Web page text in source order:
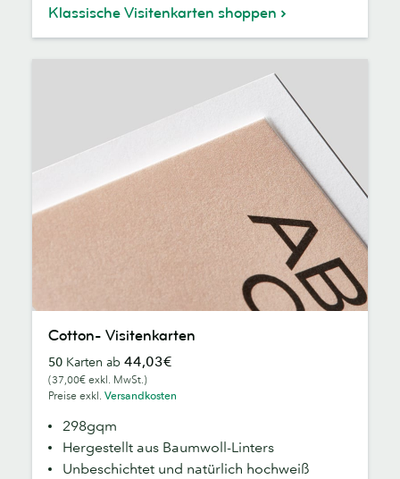
Klassische Visitenkarten shoppen
Visitenkarten
Cotton- Visitenkarten
50 Karten ab 44,03€
(37,00€ exkl. MwSt.)
Preise exkl. Versandkosten
298gqm
Hergestellt aus Baumwoll-Linters
Unbeschichtet und natürlich hochweiß